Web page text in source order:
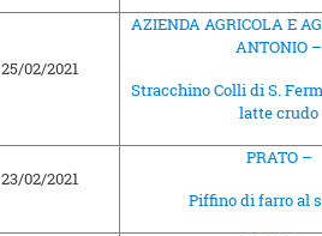
25/02/2021
AZIENDA AGRICOLA E
ANTONIO –
Stracchino Colli di S.
latte crudo
23/02/2021
PRATO –
Piffino di farro al